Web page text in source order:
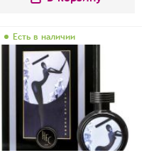
Есть в наличии